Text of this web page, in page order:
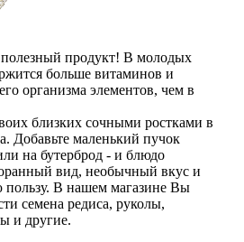
продукт! В молодых
больше витаминов и
организма элементов, чем в
близких сочными ростками в
Добавьте маленький пучок
на бутерброд - и блюдо
вид, необычный вкус и
пользу. В нашем магазине Вы
семена редиса, руколы,
и другие.